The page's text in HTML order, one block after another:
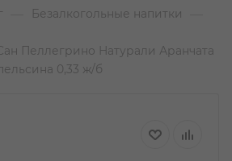
Безалкогольные напитки
Пеллегрино Натурали Аранчата
0,33 ж/б